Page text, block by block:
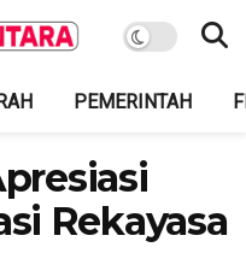
PEMERINTAH
Rekayasa